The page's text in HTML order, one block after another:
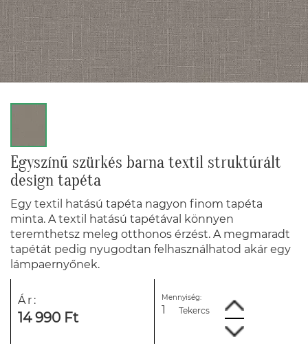
Egyszínű szürkés barna textil struktúrált
design tapéta
Egy textil hatású tapéta nagyon finom tapéta
minta. A textil hatású tapétával könnyen
teremthetsz meleg otthonos érzést. A megmaradt
tapétát pedig nyugodtan felhasználhatod akár egy
lámpaernyőnek.
Ár:
14 990 Ft
Mennyiség:
Tekercs